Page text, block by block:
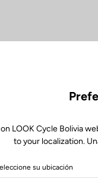
on LOOK Cycle Bolivia
to your localization.
su ubicación